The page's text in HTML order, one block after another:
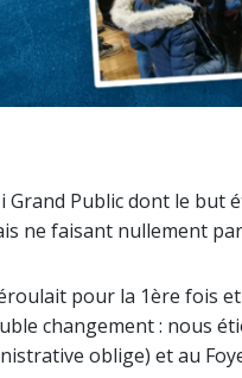
Public dont le but
ne faisant nullement
pour la 1ère fois
changement : nous
oblige) et au